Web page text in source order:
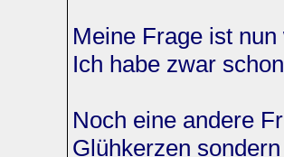
Meine Frage ist
Ich habe zwar
Noch eine andere
Glühkerzen